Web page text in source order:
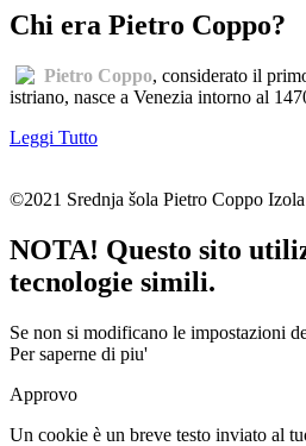
Chi era Pietro Coppo?
Pietro Coppo, considerato il
istriano, nasce a Venezia intorno al
Leggi Tutto
©2021 Srednja šola Pietro Coppo Izola
NOTA! Questo sito
tecnologie simili.
Se non si modificano le impostazioni
Per saperne di piu'
Approvo
Un cookie è un breve testo inviato al